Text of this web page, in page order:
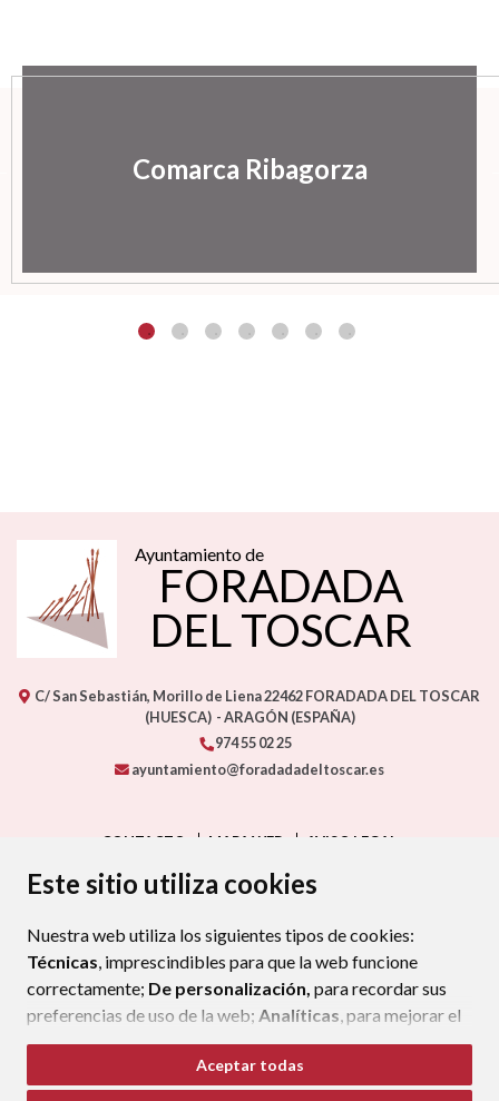
Este sitio utiliza cookies
Nuestra web utiliza los siguientes tipos de cookies:
Técnicas, imprescindibles para que la web funcione
correctamente; De personalización, para recordar sus
preferencias de uso de la web; Analíticas, para mejorar el
funcionamiento de la web y sus servicios.
Si acepta pulsando el botón“Aceptar todas”
Aceptar todas
Comarca Ribagorza
Ayuntamiento de
FORADADA
DEL TOSCAR
C/ San Sebastián, Morillo de Liena22462FORADADA DEL TOSCAR
(HUESCA) - ARAGÓN (ESPAÑA)
974 55 02 25
ayuntamiento@foradadadeltoscar.es
CONTACTO MAPA WEB
AVISO LEGAL
PROTECCIÓN DE DATOS
POLÍTICA DE COOKIES